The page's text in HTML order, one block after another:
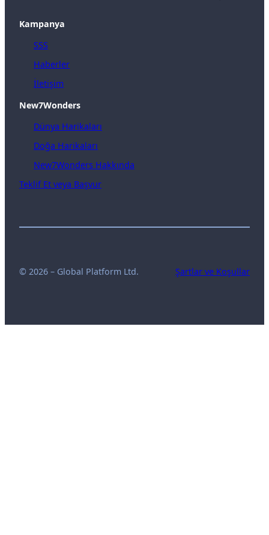
Kampanya
SSS
Haberler
İletişim
New7Wonders
Dünya Harikaları
Doğa Harikaları
New7Wonders Hakkında
Teklif Et veya Başvur
© 2026 – Global Platform Ltd. Şartlar ve Koşullar